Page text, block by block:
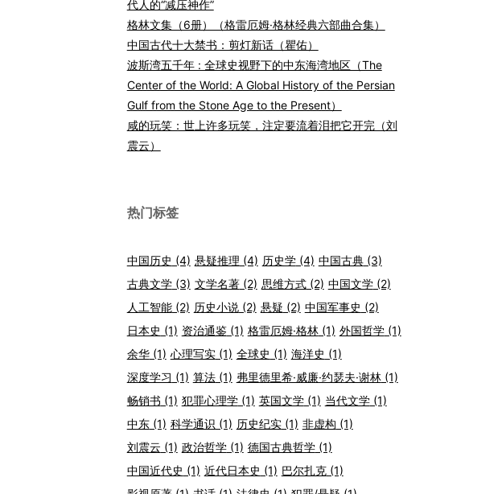
代人的“减压神作”
格林文集（6册）（格雷厄姆·格林经典六部曲合集）
中国古代十大禁书：剪灯新话（瞿佑）
波斯湾五千年 : 全球史视野下的中东海湾地区（The
Center of the World: A Global History of the Persian
Gulf from the Stone Age to the Present）
咸的玩笑：世上许多玩笑，注定要流着泪把它开完（刘
震云）
热门标签
中国历史 (4) 悬疑推理 (4) 历史学(4) 中国古典(3)
古典文学(3) 文学名著(2) 思维方式(2) 中国文学(2)
人工智能(2) 历史小说(2) 悬疑 (2) 中国军事史 (2)
日本史 (1) 资治通鉴(1) 格雷厄姆·格林(1) 外国哲学(1)
余华(1) 心理写实(1) 全球史 (1) 海洋史 (1)
深度学习 (1) 算法(1) 弗里德里希·威廉·约瑟夫·谢林(1)
畅销书 (1) 犯罪心理学(1) 英国文学(1) 当代文学(1)
中东(1) 科学通识 (1) 历史纪实(1) 非虚构 (1)
刘震云 (1) 政治哲学(1) 德国古典哲学(1)
中国近代史 (1) 近代日本史 (1) 巴尔扎克(1)